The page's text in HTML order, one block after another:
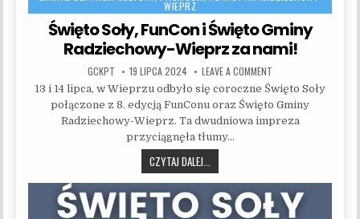
WIEPRZ
Święto Soły, FunCon i Święto Gminy
Radziechowy-Wieprz za nami!
AUTHOR:
GCKPT PUBLISHED DATE:
19 LIPCA 2024 LEAVE A COMMENT
13 i 14 lipca, w Wieprzu odbyło się coroczne Święto Soły
połączone z 8. edycją FunConu oraz Święto Gminy
Radziechowy-Wieprz. Ta dwudniowa impreza
przyciągnęła tłumy…
CZYTAJ DALEJ...